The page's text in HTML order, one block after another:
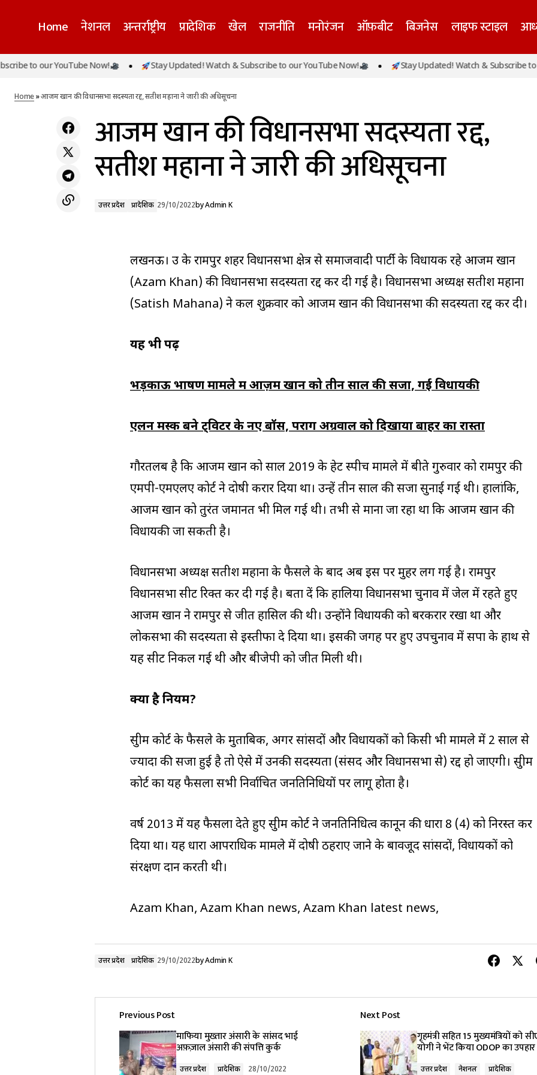
Home नेशनल अन्तर्राष्ट्रीय प्रादेशिक खेल राजनीति मनोरंजन ऑफ़बीट बिजनेस लाइफ स्टाइल
माफिया मुख्तार अंसारी के सांसद भाई अफ़ज़ाल
आजम खान की विधानसभा सदस्यता रद्द, सतीश महाना ने
our YouTube Now! Stay Updated! Watch & Subscribe to our YouTube Now! Stay Updated! Watch & Subscribe to our
Home»आजम खान की विधानसभा सदस्यता रद्द, सतीश महाना ने जारी की अधिसूचना
आजम खान की विधानसभा सदस्यता रद्द,
सतीश महाना ने जारी की अधिसूचना
उत्तर प्रदेश प्रादेशिक 29/10/2022byAdmin K
लखनऊ। उप्र के रामपुर शहर विधानसभा क्षेत्र से समाजवादी पार्टी के विधायक रहे आजम खान
(Azam Khan) की विधानसभा सदस्यता रद्द कर दी गई है। विधानसभा अध्यक्ष सतीश महाना
(Satish Mahana) ने कल शुक्रवार को आजम खान की विधानसभा की सदस्यता रद्द कर दी।
यह भी पढ़ें
भड़काऊ भाषण मामले में आज़म खान को तीन साल की सजा, गई विधायकी
एलन मस्क बने ट्विटर के नए बॉस, पराग अग्रवाल को दिखाया बाहर का रास्ता
गौरतलब है कि आजम खान को साल 2019 के हेट स्पीच मामले में बीते गुरुवार को रामपुर की
एमपी-एमएलए कोर्ट ने दोषी करार दिया था। उन्हें तीन साल की सजा सुनाई गई थी। हालांकि,
आजम खान को तुरंत जमानत भी मिल गई थी। तभी से माना जा रहा था कि आजम खान की
विधायकी जा सकती है।
विधानसभा अध्यक्ष सतीश महाना के फैसले के बाद अब इस पर मुहर लग गई है। रामपुर
विधानसभा सीट रिक्त कर दी गई है। बता दें कि हालिया विधानसभा चुनाव में जेल में रहते हुए
आजम खान ने रामपुर से जीत हासिल की थी। उन्होंने विधायकी को बरकरार रखा था और
लोकसभा की सदस्यता से इस्तीफा दे दिया था। इसकी जगह पर हुए उपचुनाव में सपा के हाथ से
यह सीट निकल गई थी और बीजेपी को जीत मिली थी।
क्या है नियम?
सुप्रीम कोर्ट के फैसले के मुताबिक, अगर सांसदों और विधायकों को किसी भी मामले में 2 साल से
ज्यादा की सजा हुई है तो ऐसे में उनकी सदस्यता (संसद और विधानसभा से) रद्द हो जाएगी। सुप्रीम
कोर्ट का यह फैसला सभी निर्वाचित जनप्रतिनिधियों पर लागू होता है।
वर्ष 2013 में यह फैसला देते हुए सुप्रीम कोर्ट ने जनप्रतिनिधित्व कानून की धारा 8 (4) को निरस्त कर
दिया था। यह धारा आपराधिक मामले में दोषी ठहराए जाने के बावजूद सांसदों, विधायकों को
संरक्षण प्रदान करती थी।
Azam Khan, Azam Khan news, Azam Khan latest news,
उत्तर प्रदेश प्रादेशिक 29/10/2022byAdmin K
Previous Post
माफिया मुख्तार अंसारी के सांसद भाई
अफ़ज़ाल अंसारी की संपत्ति कुर्क
उत्तर प्रदेश प्रादेशिक 28/10/2022
Next Post
गृहमंत्री सहित 15 मुख्यमंत्रियों को
योगी ने भेंट किया ODOP का उपहार
उत्तर प्रदेश नेशनल
प्रादेशिक